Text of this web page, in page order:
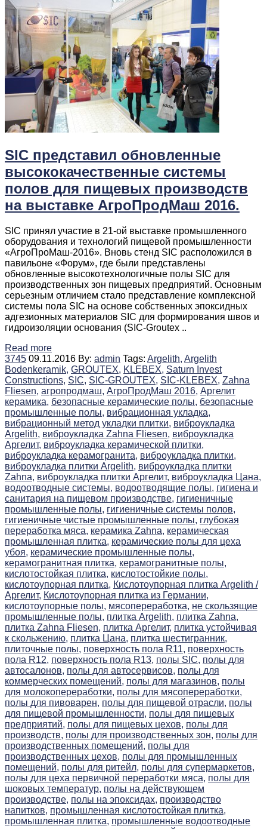
SIC представил обновленные
высококачественные системы
полов для пищевых производств
на выставке АгроПродМаш 2016.
SIC принял участие в 21-ой выставке промышленного
оборудования и технологий пищевой промышленности
«АгроПроМаш-2016». Вновь стенд SIC расположился в
павильоне «Форум», где были представлены
обновленные высокотехнологичные полы SIC для
производственных зон пищевых предприятий. Основным
серьезным отличием стало представление комплексной
системы пола SIC на основе собственных эпоксидных
адгезионных материалов SIC для формирования швов и
гидроизоляции основания (SIC-Groutex ..
Read more
3745 09.11.2016 By: admin Tags: Argelith, Argelith
Bodenkeramik, GROUTEX, KLEBEX, Saturn Invest
Constructions, SIC, SIC-GROUTEX, SIC-KLEBEX, Zahna
Fliesen, агропродмаш, АгроПродМаш 2016, Аргелит
керамика, безопасные керамические полы, безопасные
промышленные полы, вибрационная укладка,
вибрационный метод укладки плитки, виброукладка
Argelith, виброукладка Zahna Fliesen, виброукладка
Аргелит, виброукладка керамической плитки,
виброукладка керамогранита, виброукладка плитки,
виброукладка плитки Argelith, виброукладка плитки
Zahna, виброукладка плитки Аргелит, виброукладка Цана,
водоотводные системы, водоотводящие полы, гигиена и
санитария на пищевом производстве, гигиеничные
промышленные полы, гигиеничные системы полов,
гигиеничные чистые промышленные полы, глубокая
переработка мяса, керамика Zahna, керамическая
промышленная плитка, керамические полы для цеха
убоя, керамические промышленные полы,
керамогранитная плитка, керамогранитные полы,
кислотостойкая плитка, кислотостойкие полы,
кислотоупорная плитка, Кислотоупорная плитка Argelith /
Аргелит, Кислотоупорная плитка из Германии,
кислотоупорные полы, мясопереработка, не скользящие
промышленные полы, плитка Argelith, плитка Zahna,
плитка Zahna Fliesen, плитка Аргелит, плитка устойчивая
к скольжению, плитка Цана, плитка шестигранник,
плиточные полы, поверхность пола R11, поверхность
пола R12, поверхность пола R13, полы SIC, полы для
автосалонов, полы для автосервисов, полы для
коммерческих помещений, полы для магазинов, полы
для молокопереработки, полы для мясопереработки,
полы для пивоварен, полы для пищевой отрасли, полы
для пищевой промышленности, полы для пищевых
предприятий, полы для пищевых цехов, полы для
производств, полы для производственных зон, полы для
производственных помещений, полы для
производственных цехов, полы для промышленных
помещений, полы для ритейл, полы для супермаркетов,
полы для цеха первичной переработки мяса, полы для
шоковых температур, полы на действующем
производстве, полы на эпоксидах, производство
напитков, промышленная кислотостойкая плитка,
промышленная плитка, промышленные водоотводные